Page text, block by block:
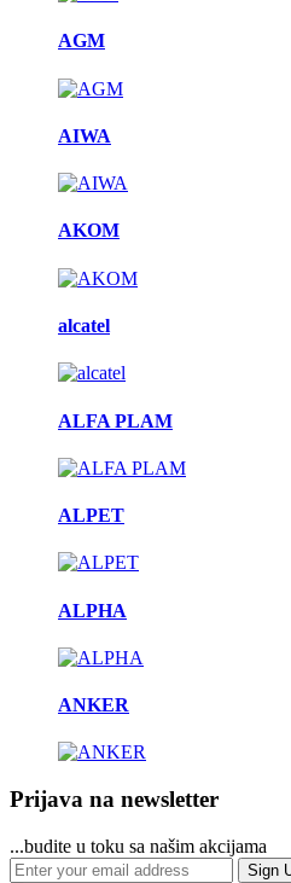
AGM
AIWA
AKOM
alcatel
ALFA PLAM
ALPET
ALPHA
ANKER
Prijava na newsletter
...budite u toku sa našim akcijama
Sign